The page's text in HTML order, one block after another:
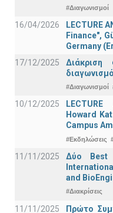
#Διαγωνισμοί
16/04/2026
LECTURE
Finance",
Germany
17/12/2025
#Διαγωνισμοί
10/12/2025
Howard
Campus
#Εκδηλώσεις
11/11/2025
Δύο Best
and
#Διακρίσεις
11/11/2025
Πρώτο